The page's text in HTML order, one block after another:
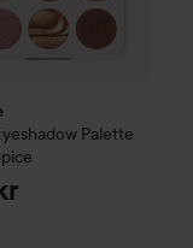
Palette